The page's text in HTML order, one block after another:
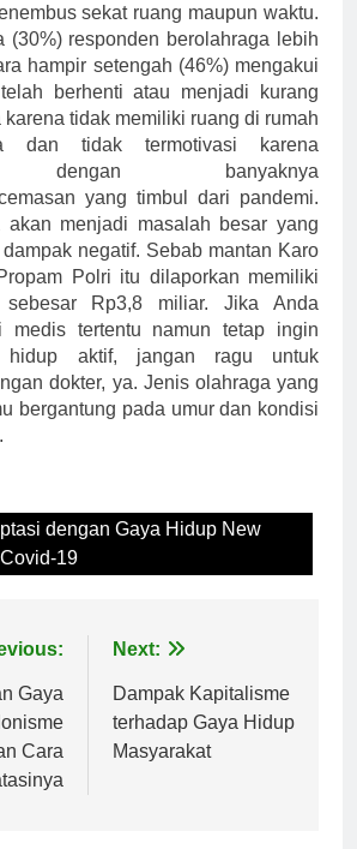
sekat ruang maupun waktu.
(30%) responden berolahraga lebih
hampir setengah (46%) mengakui
berhenti atau menjadi kurang
tidak memiliki ruang di rumah
dan tidak termotivasi karena
dengan banyaknya
yang timbul dari pandemi.
akan menjadi masalah besar yang
negatif. Sebab mantan Karo
Polri itu dilaporkan memiliki
sebesar Rp3,8 miliar. Jika Anda
medis tertentu namun tetap ingin
hidup aktif, jangan ragu untuk
dokter, ya. Jenis olahraga yang
bergantung pada umur dan kondisi
dengan Gaya Hidup New
19
Gaya
Cara
Next:
Dampak Kapitalisme
terhadap Gaya Hidup
Masyarakat